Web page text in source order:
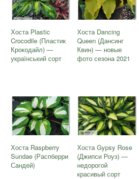
Хоста Plastic
Crocodile (Пластик
Крокодайл) —
український сорт
Хоста Dancing
Queen (Дансинг
Квин) — новые
фото сезона 2021
Хоста Raspberry
Sundae (Распберри
Сандей)
Хоста Gypsy Rose
(Джипси Роуз) —
недорогой
красивый сорт